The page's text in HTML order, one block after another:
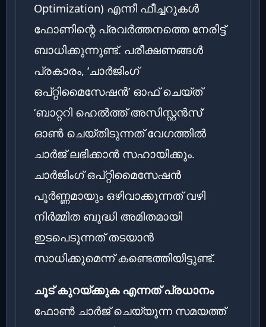
Optimization) എന്നീ ഫീച്ചറുകൾ
ഫോണിന്റെ പ്രവർത്തനത്തെ നേരിട്ട്
ബാധിക്കുന്നുണ്ട്. പരീക്ഷണങ്ങൾ
പ്രകാരം, ‘ചാർജിംഗ്
ഒപ്റ്റിമൈസേഷൻ’ ഓഫ് ചെയ്ത്
‘ബാറ്ററി ഹെൽത്ത് അസിസ്റ്റൻസ്’
ഓൺ ചെയ്തിടുന്നത് വേഗത്തിൽ
ചാർജ് ലഭിക്കാൻ സഹായിക്കും.
ചാർജിംഗ് ഒപ്റ്റിമൈസേഷൻ
പൂർണ്ണമായും ഒഴിവാക്കുന്നത് വഴി
നിർമ്മിത ബുദ്ധി അമിതമായി
ഇടപെടുന്നത് തടയാൻ
സാധിക്കുമെന്ന് കണ്ടെത്തിയിട്ടുണ്ട്.
ചൂട് കുറയ്ക്കുക എന്നത് പ്രധാനം
ഫോൺ ചാർജ് ചെയ്യുന്ന സമയത്ത്